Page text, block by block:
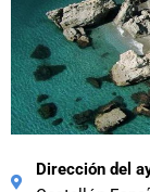
Dirección del